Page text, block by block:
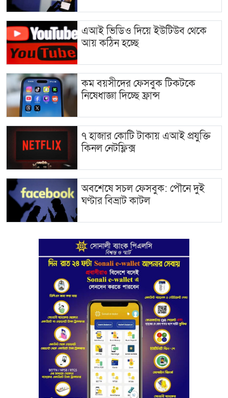
এআই ভিডিও দিয়ে ইউটিউব থেকে
আয় কঠিন হচ্ছে
কম বয়সীদের ফেসবুক টিকটকে
নিষেধাজ্ঞা দিচ্ছে ফ্রান্স
৭ হাজার কোটি টাকায় এআই প্রযুক্তি
কিনল নেটফ্লিক্স
অবশেষে সচল ফেসবুক: পৌনে দুই
ঘণ্টার বিভ্রাট কাটল